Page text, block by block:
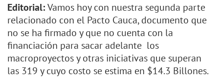
Editorial:Vamos hoy con nuestra segunda parte
relacionado con el Pacto Cauca, documento que
no se ha firmado y que no cuenta con la
financiación para sacar adelante los
macroproyectos y otras iniciativas que superan
las 319 y cuyo costo se estima en $14.3 Billones.